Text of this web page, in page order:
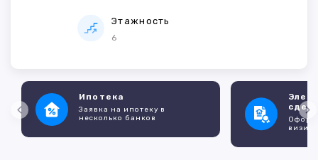
Этажность
6
Ипотека
Заявка на ипотеку в
несколько банков